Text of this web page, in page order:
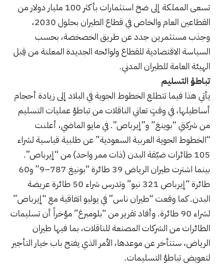
تسعى المملكة إلى ضخ استثمارات بأكثر 100 مليار دولار من
القطاعين العام والخاص في قطاع الطيران بحلول 2030،
وجذب مستثمرين جدد عن طريق الخصخصة، بحسب
السياسة الاقتصادية للقطاع ولوائحه الجديدة المعلنة من قِبل
الهيئة العامة للطيران المدني.
تباطؤ التسليم
يأتي هذا فيما تتطلع الخطوط الجوية في البلاد إلى زيادة أحجام
أساطيلها، في وقتٍ تعاني الناقلات من تباطؤ عمليات التسليم
من شركتي “بوينغ” و”إيرباص”.في مايو الماضي، أعلنت
“الخطوط الجوية العربية السعودية” عن طلبية قياسية لشراء
105 طائرات ضيّقة البدن
(ذات ممر واحد) من “إيرباص”.
بينما اشترت طيران الرياض 39 طائرة “بونيغ 787
–
9” و60
طائرة “إيرباص 321 نيو” وتدرس شراء 50 طائرة عريضة
البدن.كما وقعت “طيران ناس” في يوليو اتفاقية مع “إيرباص”
لشراء 90 طائرة
. وأفاد تقرير من “بلومبرغ” مؤخراً أن تسليمات
الطائرات من الشركات المصنعة للناقلات، بما فيها طيران
الرياض، ستتأخر عن موعدها، الأمر الذي يفتح باب خيار التأجير
لتعويض تباطؤ التسليمات.